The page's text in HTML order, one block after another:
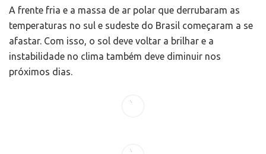
A frente fria e a massa de ar polar que derrubaram as
temperaturas no sul e sudeste do Brasil começaram a se
afastar. Com isso, o sol deve voltar a brilhar e a
instabilidade no clima também deve diminuir nos
próximos dias.